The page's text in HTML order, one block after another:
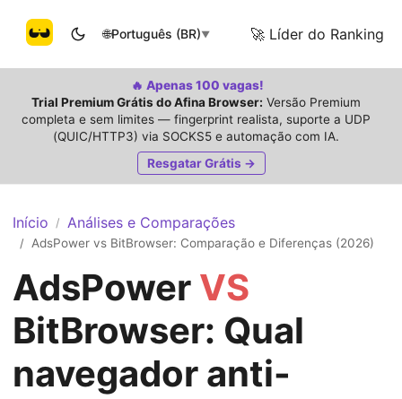
🌐Português (BR)▼ 🚀 Líder do Ranking
🔥 Apenas 100 vagas!
Trial Premium Grátis do Afina Browser: Versão Premium
completa e sem limites — fingerprint realista, suporte a UDP
(QUIC/HTTP3) via SOCKS5 e automação com IA.
Resgatar Grátis →
Início / Análises e Comparações
/ AdsPower vs BitBrowser: Comparação e Diferenças (2026)
AdsPower VS
BitBrowser: Qual
navegador anti-